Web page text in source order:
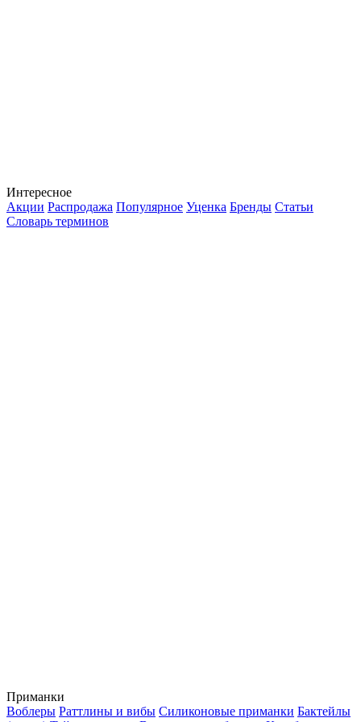
Интересное
Акции Распродажа Популярное Уценка Бренды Статьи
Словарь терминов
Приманки
Воблеры Раттлины и вибы Силиконовые приманки Бактейлы